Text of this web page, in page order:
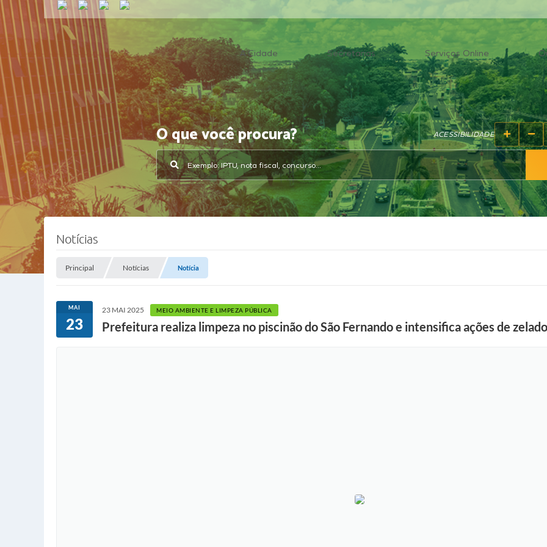
A Cidade Secretarias Serviços Online
O que você procura? ACESSIBILIDADE
Notícias
Principal Notícias Notícia
MAI
23
23 MAI 2025 MEIO AMBIENTE E LIMPEZA PÚBLICA
Prefeitura realiza limpeza no piscinão do São Fernando e intensifica ações de